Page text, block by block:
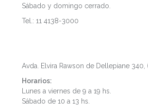
Sábado y domingo cerrado.
Tel.: 11 4138-3000
Avda. Elvira Rawson de Dellepiane 340,
Horarios:
Lunes a viernes de 9 a 19 hs.
Sábado de 10 a 13 hs.